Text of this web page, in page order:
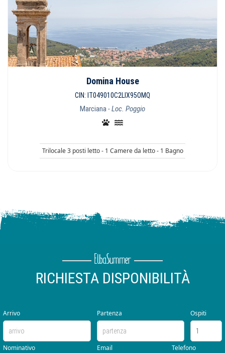
Domina House
CIN: IT049010C2LIX95OMQ
Marciana- Loc. Poggio
Trilocale 3 posti letto - 1 Camere da letto - 1 Bagno
RICHIESTA DISPONIBILITÀ
Arrivo Partenza Ospiti
Nominativo Email Telefono